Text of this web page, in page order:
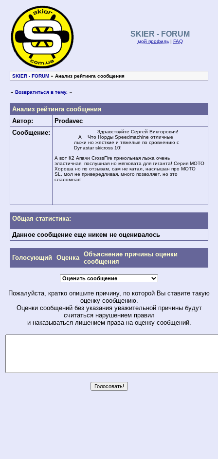
SKIER - FORUM
мой профиль| FAQ
SKIER - FORUM » Анализ рейтинга сообщения
« Возвратиться в тему. »
Анализ рейтинга сообщения
Автор:
Prodavec
Сообщение:
Здравствуйте Сергей Викторович!
А Что Норды Speedmachine отличные
лыжи но жесткие и тяжелые по сровнению с
Dynastar skicross 10!
А вот К2 Апачи CrossFire прикольная лыжа очень
эластичная, послушная но мягковата для гиганта! Серия МОТО
Хороша но по отзывам, сам не катал, наслышан про МОТО
SL, мол не привередливая, много позволяет, но это
слаломная!
Общая статистика:
Данное сообщение еще никем не оценивалось
Голосующий Оценка Объяснение причины оценки
сообщения
Пожалуйста, кратко опишите причину, по которой Вы ставите такую
оценку сообщению.
Оценки сообщений без указания уважительной причины будут
считаться нарушением правил
и наказываться лишением права на оценку сообщений.